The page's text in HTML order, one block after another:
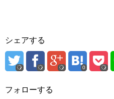
シェアする
0
フォローする